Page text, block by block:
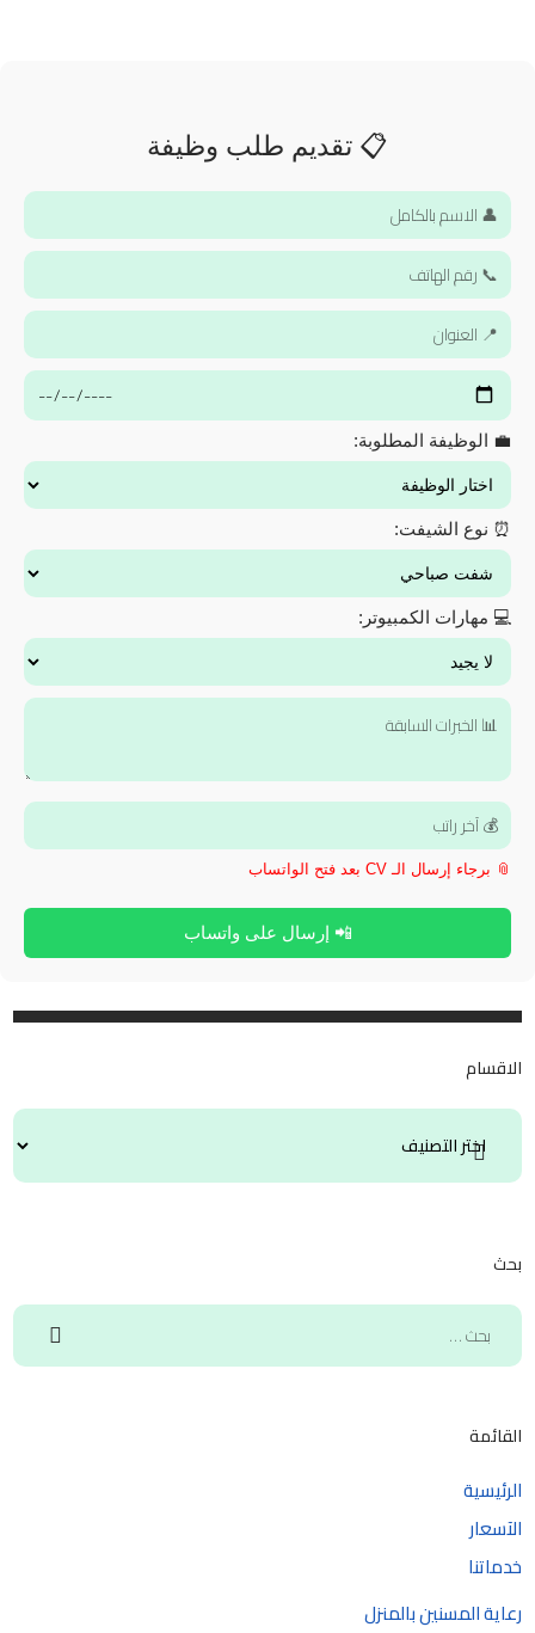
📋 تقديم طلب وظيفة
💼 الوظيفة المطلوبة:
⏰ نوع الشيفت:
💻 مهارات الكمبيوتر:
📎 برجاء إرسال الـ CV بعد فتح الواتساب
📲 إرسال على واتساب
الاقسام
بحث
القائمة
الرئيسية
الآسعار
خدماتنا
رعاية المسنين بالمنزل